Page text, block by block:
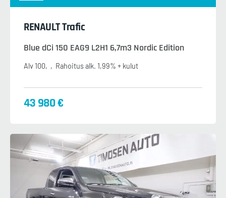
RENAULT Trafic
Blue dCi 150 EAG9 L2H1 6,7m3 Nordic Edition
Alv 100 Rahoitus alk. 1,99% + kulut
43 980 €